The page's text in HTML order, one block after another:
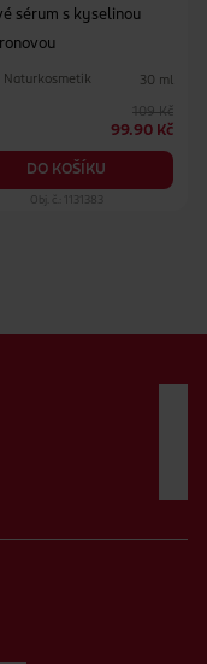
sérum s kyselinou
Naturkosmetik 30 ml
109 Kč
99.90 Kč
DO KOŠÍKU
Obj. č.: 1131383